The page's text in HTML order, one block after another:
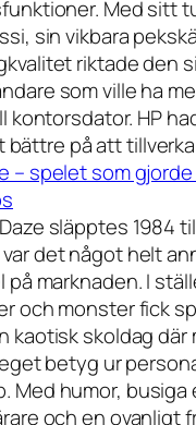
Med sitt
sin vikbara
riktade den
som ville ha
kontorsdator. HP
bättre på att
– spelet som
släpptes 1984
det något helt
på marknaden. I
och monster fick
kaotisk skoldag där
betyg ur
Med humor, busiga
och en ovanligt